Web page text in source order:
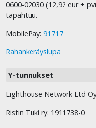
0600-02030 (12,92 eur +
tapahtuu.
MobilePay: 91717
Rahankeräyslupa
Y-tunnukset
Lighthouse Network Ltd
Ristin Tuki ry: 1911738-0